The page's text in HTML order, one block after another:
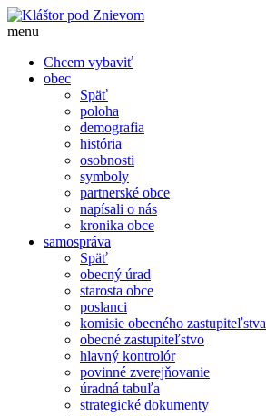
menu
Chcem vybaviť
obec
Späť
poloha
demografia
história
osobnosti
symboly
partnerské obce
napísali o nás
kronika obce
samospráva
Späť
obecný úrad
starosta obce
poslanci
komisie obecného zastupiteľstva
obecné zastupiteľstvo
hlavný kontrolór
povinné zverejňovanie
úradná tabuľa
strategické dokumenty